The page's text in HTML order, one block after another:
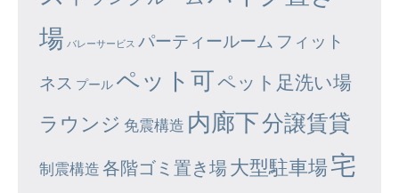
場 バレーサービス パーティールーム フィット
ネス プール ペット可ペット足洗い場
ラウンジ 免震構造 内廊下分譲賃貸
制震構造 各階ゴミ置き場大型駐車場宅